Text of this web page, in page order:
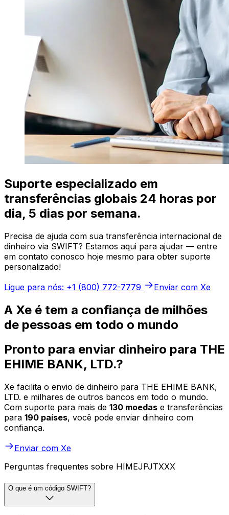
Suporte especializado em
transferências globais 24 horas por
dia, 5 dias por semana.
Precisa de ajuda com sua transferência internacional de
dinheiro via SWIFT? Estamos aqui para ajudar — entre
em contato conosco hoje mesmo para obter suporte
personalizado!
Ligue para nós: +1 (800) 772-7779
Enviar com Xe
A Xe é tem a confiança de milhões
de pessoas em todo o mundo
Pronto para enviar dinheiro para THE
EHIME BANK, LTD.?
Xe facilita o envio de dinheiro para THE EHIME BANK,
LTD. e milhares de outros bancos em todo o mundo.
Com suporte para mais de 130 moedas e transferências
para 190 países, você pode enviar dinheiro com
confiança.
Enviar com Xe
Perguntas frequentes sobre HIMEJPJTXXX
O que é um código SWIFT?